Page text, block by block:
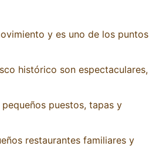
y es uno de los puntos
histórico son espectaculares,
puestos, tapas y
restaurantes familiares y